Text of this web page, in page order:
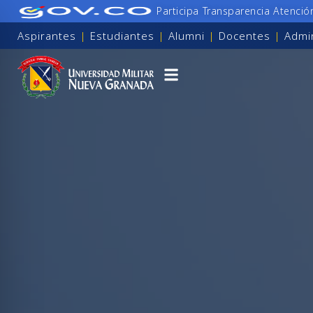
Participa Transparencia
Aspirantes | Estudiantes | Alumni | Docentes |